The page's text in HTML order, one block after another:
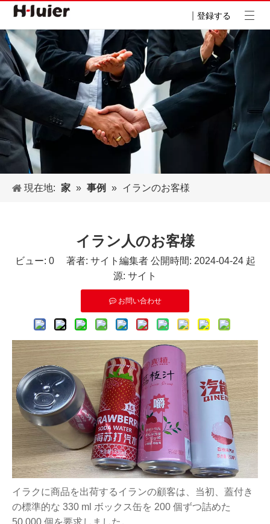
登録する
現在地: 家 » 事例 » イランのお客様
イラン人のお客様
ビュー: 0著者: サイト編集者 公開時間: 2024-04-24 起
源: サイト
お問い合わせ
イラクに商品を出荷するイランの顧客は、当初、蓋付き
の標準的な 330 ml ボックス缶を 200 個ずつ詰めた